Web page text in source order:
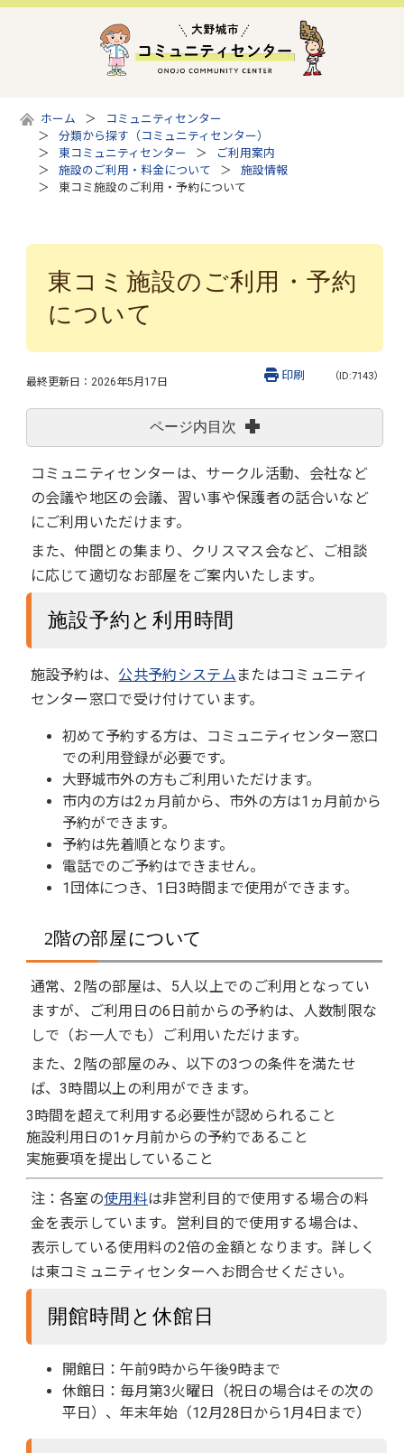
ホーム
コミュニティセンター
分類から探す（コミュニティセンター）
東コミュニティセンター
ご利用案内
施設のご利用・料金について
施設情報
東コミ施設のご利用・予約について
東コミ施設のご利用・予約
について
最終更新日： 2026年5月17日 （ID:7143）
印刷
ページ内目次
コミュニティセンターは、サークル活動、会社など
の会議や地区の会議、習い事や保護者の話合いなど
にご利用いただけます。
また、仲間との集まり、クリスマス会など、ご相談
に応じて適切なお部屋をご案内いたします。
施設予約と利用時間
施設予約は、 公共予約システム またはコミュニティ
センター窓口で受け付けています。
初めて予約する方は、コミュニティセンター窓口
での利用登録が必要です。
大野城市外の方もご利用いただけます。
市内の方は2ヵ月前から、市外の方は1ヵ月前から
予約ができます。
予約は先着順となります。
電話でのご予約はできません。
1団体につき、1日3時間まで使用ができます。
2階の部屋について
通常、2階の部屋は、5人以上でのご利用となってい
ますが、ご利用日の6日前からの予約は、人数制限な
しで（お一人でも）ご利用いただけます。
また、2階の部屋のみ、以下の3つの条件を満たせ
ば、3時間以上の利用ができます。
3時間を超えて利用する必要性が認められること
施設利用日の1ヶ月前からの予約であること
実施要項を提出していること
注：各室の使用料は非営利目的で使用する場合の料
金を表示しています。営利目的で使用する場合は、
表示している使用料の2倍の金額となります。詳しく
は東コミュニティセンターへお問合せください。
開館時間と休館日
開館日：午前9時から午後9時まで
休館日：毎月第3火曜日（祝日の場合はその次の
平日）、年末年始（12月28日から1月4日まで）